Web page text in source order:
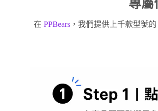
專屬
在 PPBears ，我們提供上千款型號的